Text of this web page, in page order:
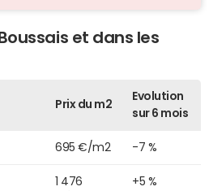
et dans les
Prix du m2
Evolution
sur 6 mois
695 €/m2 -7 %
1 476
+5 %